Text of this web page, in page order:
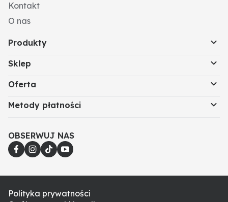
Kontakt
O nas
Produkty
Sklep
Oferta
Metody płatności
OBSERWUJ NAS
Polityka prywatności